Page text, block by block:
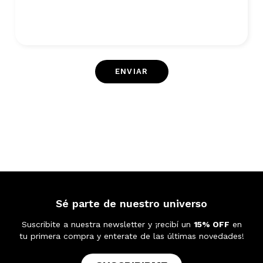
Sé parte de nuestro universo
Suscribite a nuestra newsletter y ¡recibí un 15% OFF en
tu primera compra y enterate de las últimas novedades!